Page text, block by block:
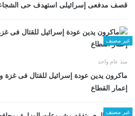
قصف مدفعى إسرائيلى استهدف حى
غير مصنف
منذ عام واحد
ماكرون يدين عودة إسرائيل للقتال فى غزة
إعمار القطاع
غير مصنف